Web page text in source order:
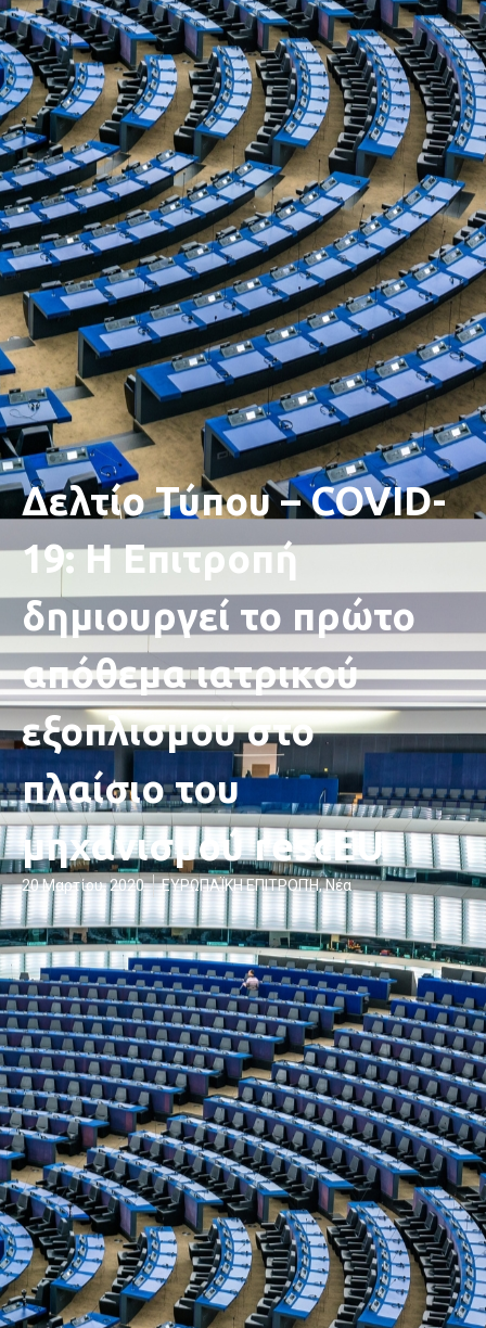
Δελτίο Τύπου – COVID-
19: Η Επιτροπή
δημιουργεί το πρώτο
απόθεμα ιατρικού
εξοπλισμού στο
πλαίσιο του
μηχανισμού rescEU
20 Μαρτίου, 2020 ΕΥΡΩΠΑΪΚΗ ΕΠΙΤΡΟΠΉ,Νέα